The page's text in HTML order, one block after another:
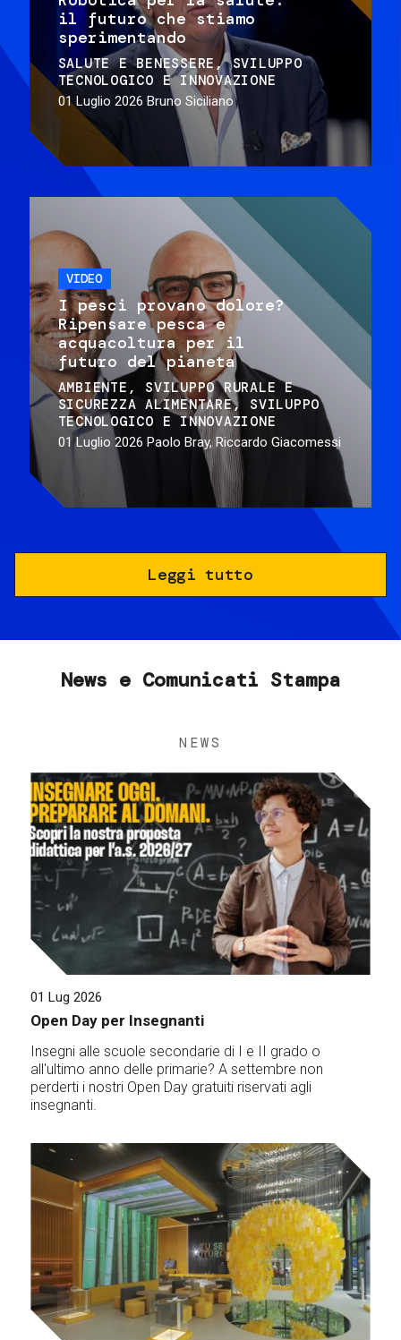
il futuro che stiamo
sperimentando
SALUTE E BENESSERE
SVILUPPO
TECNOLOGICO E INNOVAZIONE
01 Luglio 2026 Bruno Siciliano
VIDEO
I pesci provano dolore?
Ripensare pesca e
acquacoltura per il
futuro del pianeta
AMBIENTE
SVILUPPO RURALE E
SICUREZZA ALIMENTARE
SVILUPPO
TECNOLOGICO E INNOVAZIONE
01 Luglio 2026 Paolo Bray, Riccardo Giacomessi
Leggi tutto
News e Comunicati Stampa
NEWS
01 Lug 2026
Open Day per Insegnanti
Insegni alle scuole secondarie di I e II grado o
all'ultimo anno delle primarie? A settembre non
perderti i nostri Open Day gratuiti riservati agli
insegnanti.